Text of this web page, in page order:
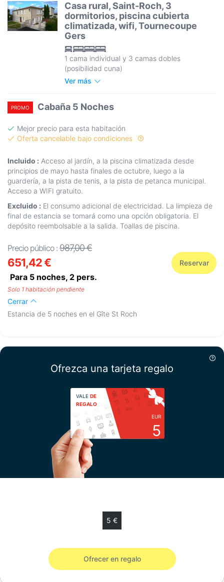
Casa rural, Saint-Roch, 3
dormitorios, piscina cubierta
climatizada, wifi, Tournecoupe
Gers
1 cama individual y 3 camas dobles
(posibilidad cuna)
Ver más
PROMO Cabaña 5 Noches
Mejor precio para esta habitación
Oferta cancelable bajo condiciones
Incluido : Acceso al jardín, a la piscina climatizada desde
principios de mayo hasta finales de octubre, luego a la
guardería, a la pista de tenis, a la pista de petanca municipal.
Acceso a WIFI gratuito.
Excluido : El consumo adicional de electricidad. La limpieza de
final de estancia se tomará como una opción obligatoria. El
depósito reembolsable a la salida. Toallas de piscina.
Precio público : 987,00 €
651,42 €
Para 5 noches, 2 pers.
Reservar
Solo 1 habitación pendiente
Cerrar
Estancia de 5 noches en el Gîte St Roch
Ofrezca una tarjeta regalo
VALE DE
REGALO
EUR
5
5 €
Ofrecer en regalo